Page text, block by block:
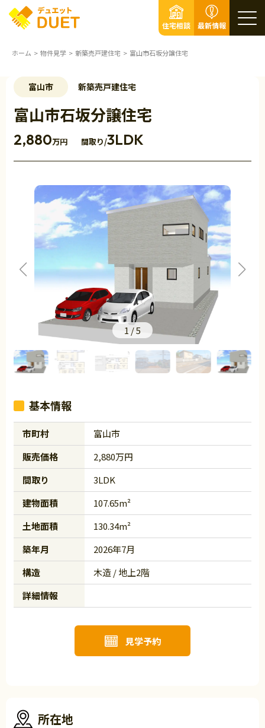
住宅相談 最新情報
ホーム 物件見学 新築売戸建住宅 富山市石坂分譲住宅
富山市 新築売戸建住宅
富山市石坂分譲住宅
2,880万円 間取り/3LDK
1 /5
基本情報
市町村
富山市
販売価格
2,880万円
間取り
3LDK
建物面積
107.65m²
土地面積
130.34m²
築年月
2026年7月
構造
木造 / 地上2階
詳細情報
見学予約
所在地